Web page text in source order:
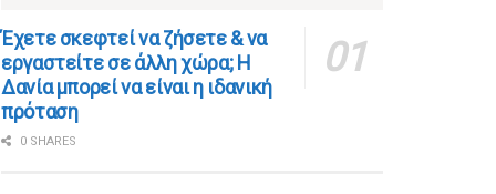
​​Έχετε σκεφτεί να ζήσετε & να
εργαστείτε σε άλλη χώρα; Η
Δανία μπορεί να είναι η ιδανική
πρόταση
0 SHARES